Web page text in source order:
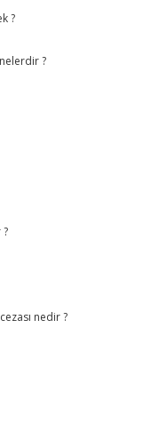
?
?
nedir ?